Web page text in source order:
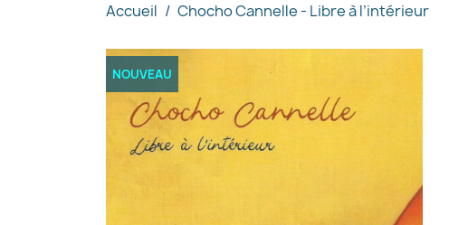
Accueil Chocho Cannelle - Libre à l’intérieur
NOUVEAU